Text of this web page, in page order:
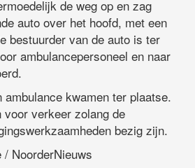
de weg op en zag
auto over het hoofd, met een
bestuurder van de auto is ter
ambulancepersoneel en naar
ambulance kwamen ter plaatse.
verkeer zolang de
bezig zijn.
/ NoorderNieuws